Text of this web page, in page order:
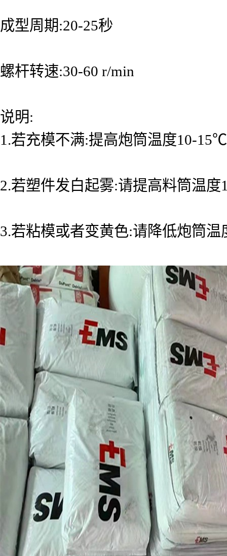
成型周期:20-25秒
螺杆转速:30-60 r/min
说明:
1.若充模不满:提高炮筒温度10-
2.若塑件发白起雾:请提高料筒温
3.若粘模或者变黄色:请降低炮筒